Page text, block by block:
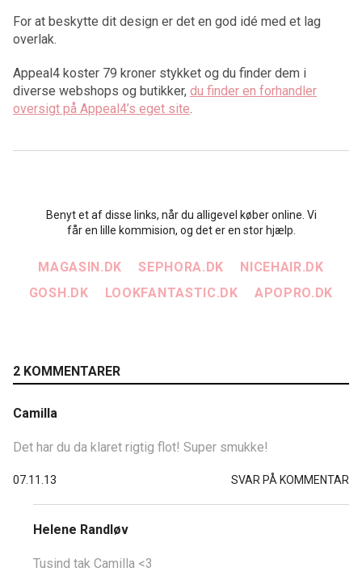
For at beskytte dit design er det en god idé med et lag
overlak.
Appeal4 koster 79 kroner stykket og du finder dem i
diverse webshops og butikker, du finder en forhandler
oversigt på Appeal4’s eget site.
Benyt et af disse links, når du alligevel køber online. Vi
får en lille kommision, og det er en stor hjælp.
MAGASIN.DK SEPHORA.DK
NICEHAIR.DK
GOSH.DK
LOOKFANTASTIC.DK APOPRO.DK
2 KOMMENTARER
Camilla
Det har du da klaret rigtig flot! Super smukke!
07.11.13 SVAR PÅ KOMMENTAR
Helene Randløv
Tusind tak Camilla <3